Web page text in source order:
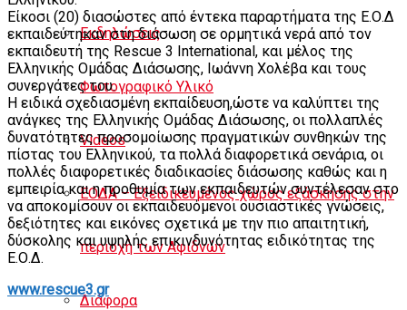
Εκδηλώσεις
Φωτογραφικό Υλικό
Videos
ΕΟΔΑ – Εξειδικευμένος χώρος εξάσκησης στην
περιοχή των Αφιδνών
Διάφορα
Είκοσι (20) διασώστες από έντεκα παραρτήματα της Ε.Ο.Δ
εκπαιδεύτηκαν στη διάσωση σε ορμητικά νερά από τον
εκπαιδευτή της Rescue 3 International, και μέλος της
Ελληνικής Ομάδας Διάσωσης, Ιωάννη Χολέβα και τους
συνεργάτες του.
Η ειδικά σχεδιασμένη εκπαίδευση,ώστε να καλύπτει της
ανάγκες της Ελληνικής Ομάδας Διάσωσης, οι πολλαπλές
δυνατότητες προσομοίωσης πραγματικών συνθηκών της
πίστας του Ελληνικού, τα πολλά διαφορετικά σενάρια, οι
πολλές διαφορετικές διαδικασίες διάσωσης καθώς και η
εμπειρία και η προθυμία των εκπαιδευτών συντέλεσαν στο
να αποκομίσουν οι εκπαιδευόμενοι ουσιαστικές γνώσεις,
δεξιότητες και εικόνες σχετικά με την πιο απαιτητική,
δύσκολης και υψηλής επικινδυνότητας ειδικότητας της
Ε.Ο.Δ.
www.rescue3.gr